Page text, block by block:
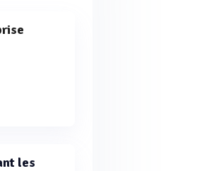
les